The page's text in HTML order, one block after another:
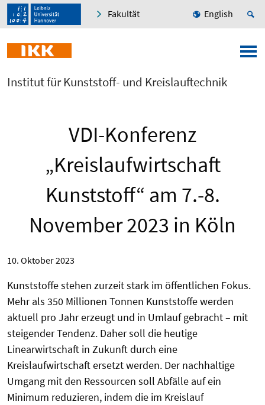
Fakultät English
Institut für Kunststoff- und Kreislauftechnik
VDI-Konferenz
„Kreislaufwirtschaft
Kunststoff“ am 7.-8.
November 2023 in Köln
10. Oktober 2023
Kunststoffe stehen zurzeit stark im öffentlichen Fokus.
Mehr als 350 Millionen Tonnen Kunststoffe werden
aktuell pro Jahr erzeugt und in Umlauf gebracht – mit
steigender Tendenz. Daher soll die heutige
Linearwirtschaft in Zukunft durch eine
Kreislaufwirtschaft ersetzt werden. Der nachhaltige
Umgang mit den Ressourcen soll Abfälle auf ein
Minimum reduzieren, indem die im Kreislauf